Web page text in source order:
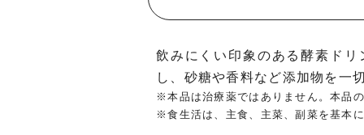
飲みにくい印象のある酵素ド
し、砂糖や香料など添加物を一
※本品は治療薬ではありません。本品
※食生活は、主食、主菜、副菜を基本